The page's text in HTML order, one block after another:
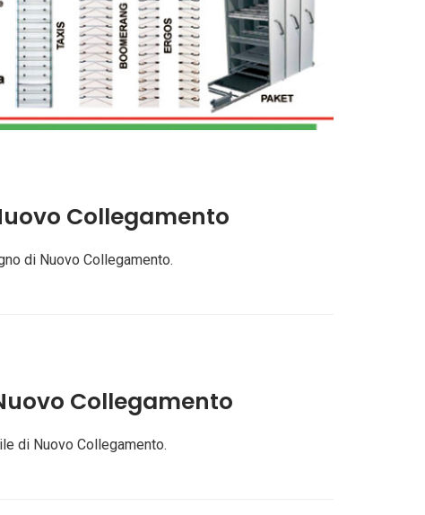
Collegamento
di Nuovo Collegamento.
Collegamento
di Nuovo Collegamento.